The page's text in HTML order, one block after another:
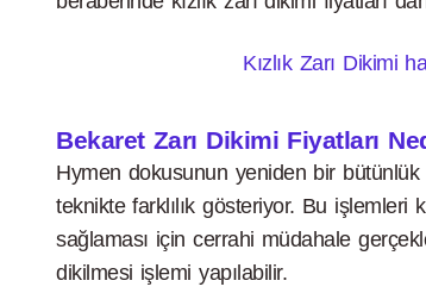
Kızlık Zarı Dikimi
Bekaret Zarı Dikimi Fiyatları
Hymen dokusunun yeniden bir bütünlük
teknikte farklılık gösteriyor. Bu işlemleri
sağlaması için cerrahi müdahale
dikilmesi işlemi yapılabilir.